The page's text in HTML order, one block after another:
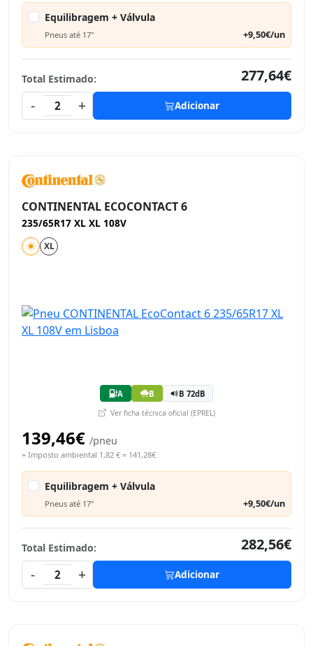
Equilibragem + Válvula
Pneus até 17" +9,50€/un
Total Estimado:
277,64€
-
2 + Adicionar
CONTINENTAL ECOCONTACT 6
235/65R17 XL XL 108V
XL
A B B 72dB
Ver ficha técnica oficial (EPREL)
139,46€ /pneu
+ Imposto ambiental 1,82 € = 141,28€
Equilibragem + Válvula
Pneus até 17" +9,50€/un
Total Estimado:
282,56€
-
2 + Adicionar